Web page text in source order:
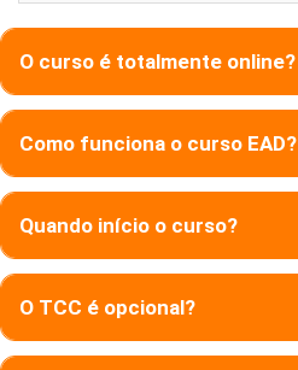
O curso é totalmente online?
Como funciona o curso EAD?
Quando início o curso?
O TCC é opcional?